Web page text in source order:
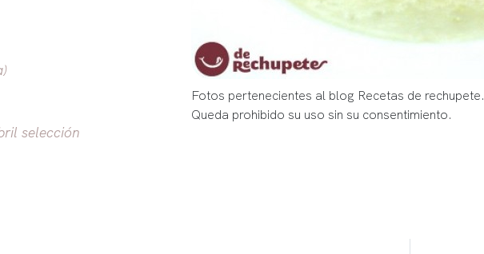
selección
Fotos pertenecientes al blog Recetas de rechupete.
Queda prohibido su uso sin su consentimiento.